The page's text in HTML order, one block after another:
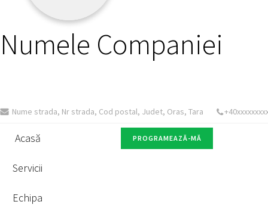
Numele Companiei
Nume strada, Nr strada, Cod postal, Judet, Oras, Tara
Acasă
Servicii
Echipa
PROGRAMEAZĂ-MĂ